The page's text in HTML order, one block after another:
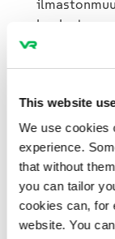
This website
We use cookies
experience.
that without
you can tailor
cookies can, for
website. You
liikenteen
liikenteen
matkoilla
korvaava
vastaajista),